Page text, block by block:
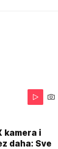
kamera i
daha: Sve